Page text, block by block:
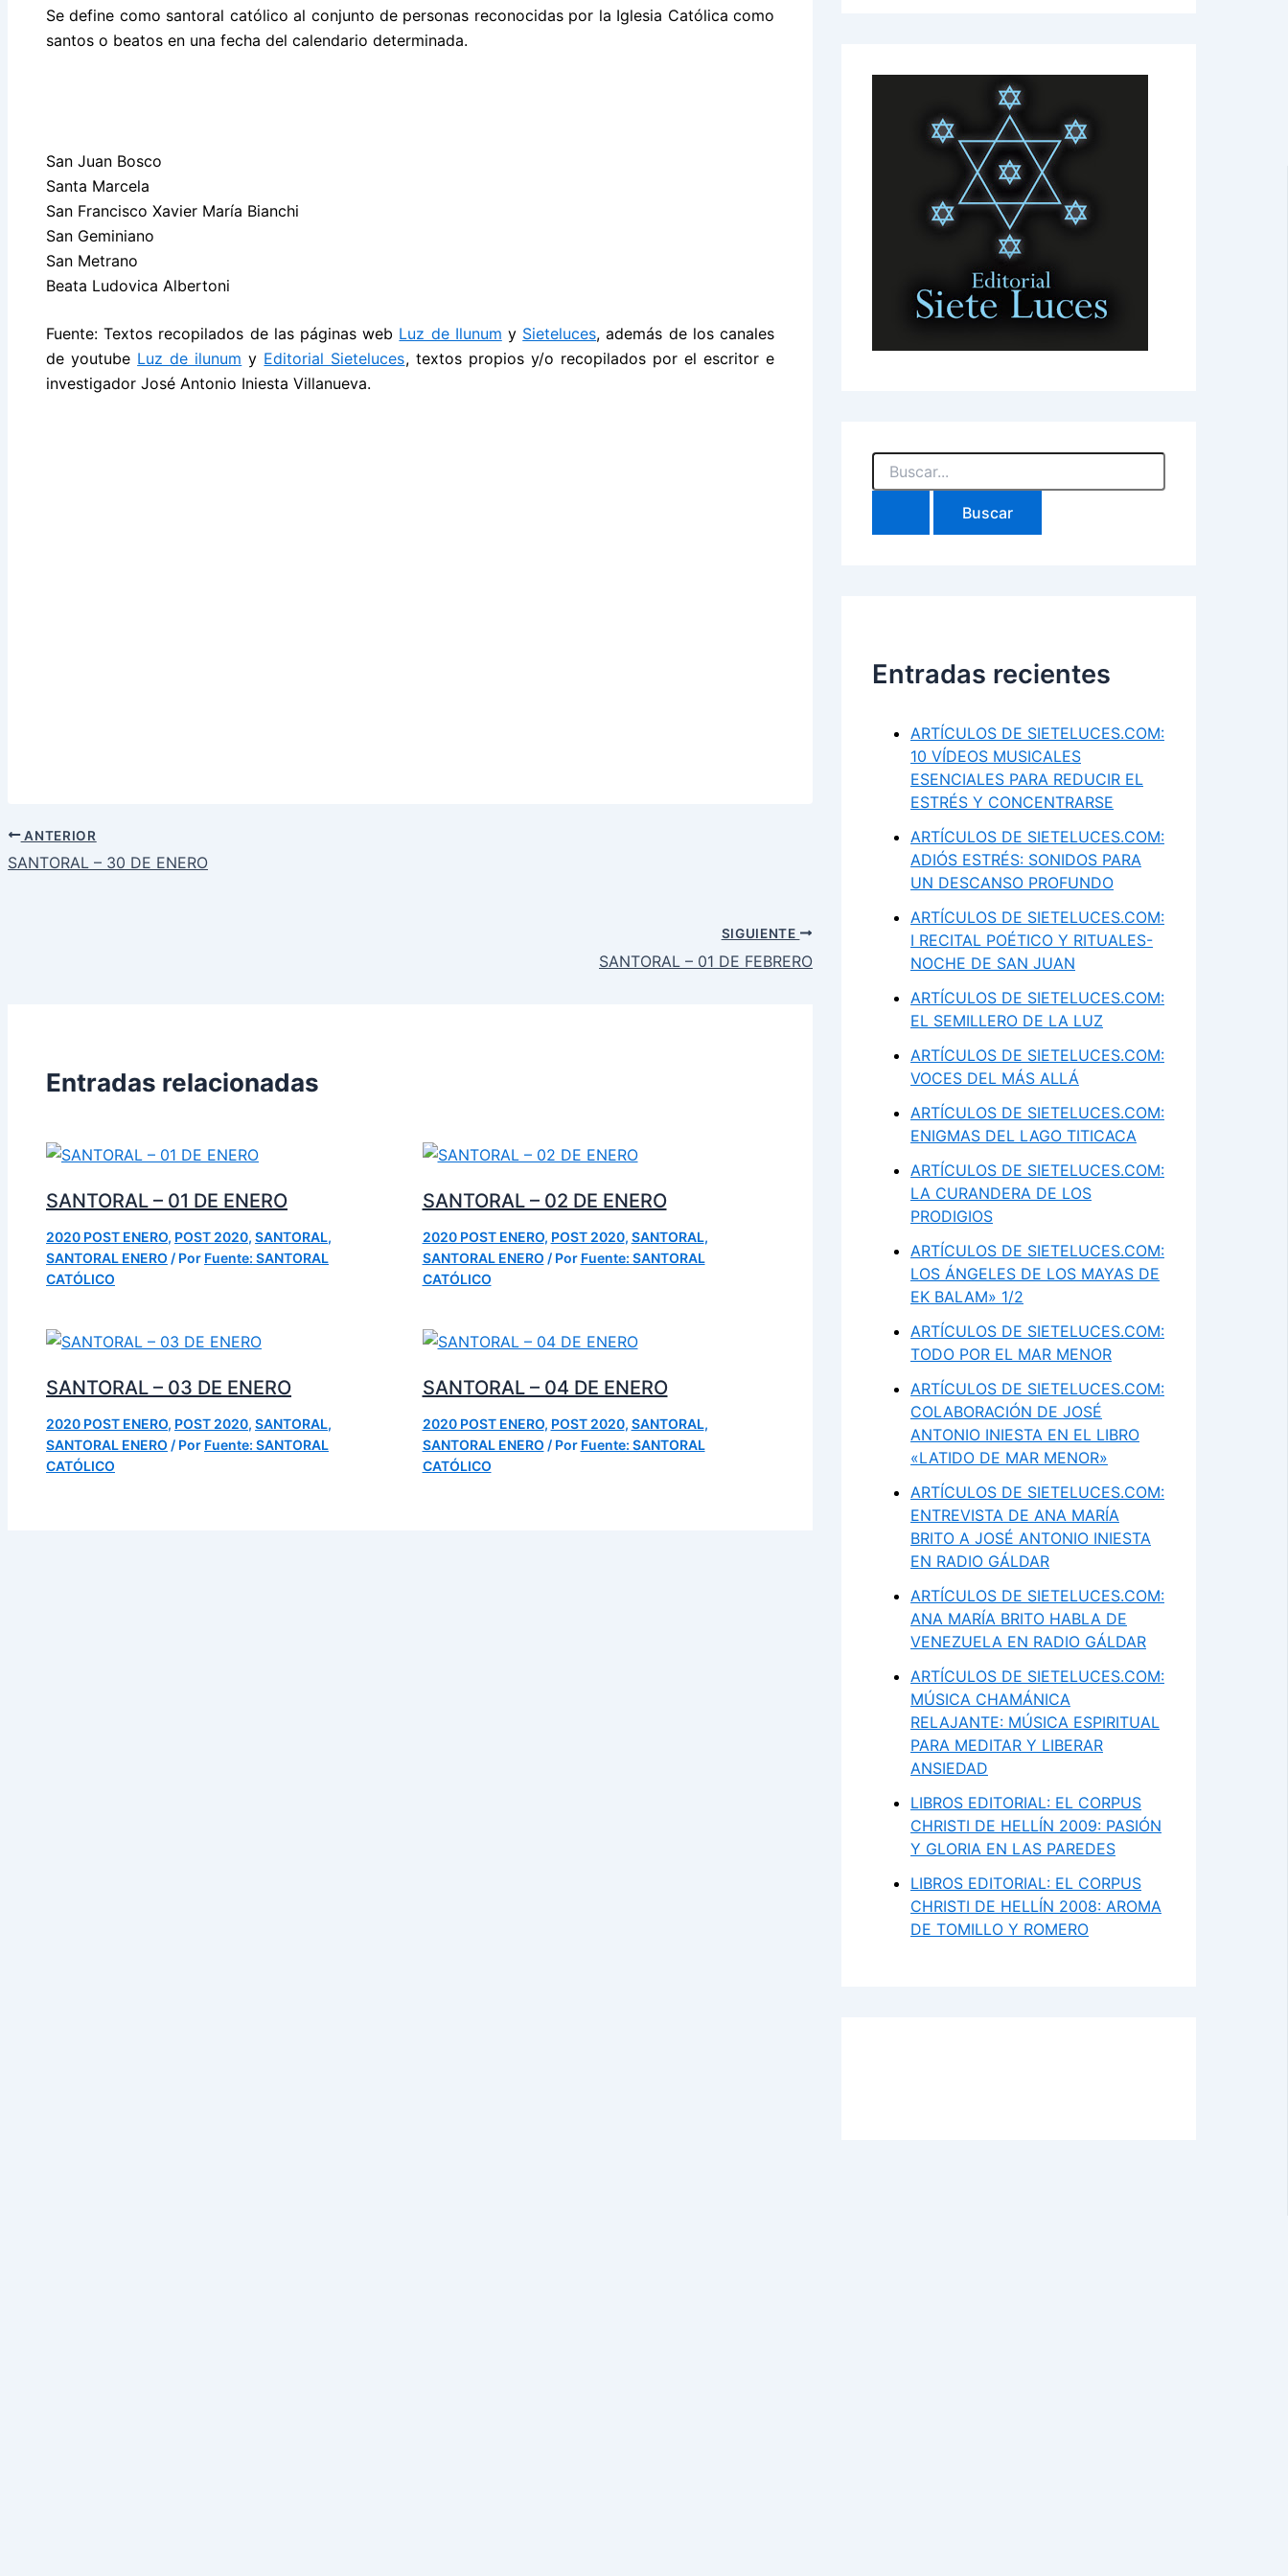
Se define como santoral católico al conjunto de personas reconocidas por la Iglesia Católica como
santos o beatos en una fecha del calendario determinada.
San Juan Bosco
Santa Marcela
San Francisco Xavier María Bianchi
San Geminiano
San Metrano
Beata Ludovica Albertoni
Fuente: Textos recopilados de las páginas web Luz de Ilunum y Sieteluces, además de los canales
de youtube Luz de ilunum y Editorial Sieteluces, textos propios y/o recopilados por el escritor e
investigador José Antonio Iniesta Villanueva.
ANTERIOR
SANTORAL – 30 DE ENERO
SIGUIENTE
SANTORAL – 01 DE FEBRERO
Entradas relacionadas
SANTORAL – 01 DE ENERO
2020 POST ENERO, POST 2020, SANTORAL,
SANTORAL ENERO / Por Fuente: SANTORAL
CATÓLICO
SANTORAL – 02 DE ENERO
2020 POST ENERO, POST 2020, SANTORAL,
SANTORAL ENERO / Por Fuente: SANTORAL
CATÓLICO
SANTORAL – 03 DE ENERO
2020 POST ENERO, POST 2020, SANTORAL,
SANTORAL ENERO / Por Fuente: SANTORAL
CATÓLICO
SANTORAL – 04 DE ENERO
2020 POST ENERO, POST 2020, SANTORAL,
SANTORAL ENERO / Por Fuente: SANTORAL
CATÓLICO
Buscar
por:
Entradas recientes
ARTÍCULOS DE SIETELUCES.COM:
10 VÍDEOS MUSICALES
ESENCIALES PARA REDUCIR EL
ESTRÉS Y CONCENTRARSE
ARTÍCULOS DE SIETELUCES.COM:
ADIÓS ESTRÉS: SONIDOS PARA
UN DESCANSO PROFUNDO
ARTÍCULOS DE SIETELUCES.COM:
I RECITAL POÉTICO Y RITUALES-
NOCHE DE SAN JUAN
ARTÍCULOS DE SIETELUCES.COM:
EL SEMILLERO DE LA LUZ
ARTÍCULOS DE SIETELUCES.COM:
VOCES DEL MÁS ALLÁ
ARTÍCULOS DE SIETELUCES.COM:
ENIGMAS DEL LAGO TITICACA
ARTÍCULOS DE SIETELUCES.COM:
LA CURANDERA DE LOS
PRODIGIOS
ARTÍCULOS DE SIETELUCES.COM:
LOS ÁNGELES DE LOS MAYAS DE
EK BALAM» 1/2
ARTÍCULOS DE SIETELUCES.COM:
TODO POR EL MAR MENOR
ARTÍCULOS DE SIETELUCES.COM:
COLABORACIÓN DE JOSÉ
ANTONIO INIESTA EN EL LIBRO
«LATIDO DE MAR MENOR»
ARTÍCULOS DE SIETELUCES.COM:
ENTREVISTA DE ANA MARÍA
BRITO A JOSÉ ANTONIO INIESTA
EN RADIO GÁLDAR
ARTÍCULOS DE SIETELUCES.COM:
ANA MARÍA BRITO HABLA DE
VENEZUELA EN RADIO GÁLDAR
ARTÍCULOS DE SIETELUCES.COM:
MÚSICA CHAMÁNICA
RELAJANTE: MÚSICA ESPIRITUAL
PARA MEDITAR Y LIBERAR
ANSIEDAD
LIBROS EDITORIAL: EL CORPUS
CHRISTI DE HELLÍN 2009: PASIÓN
Y GLORIA EN LAS PAREDES
LIBROS EDITORIAL: EL CORPUS
CHRISTI DE HELLÍN 2008: AROMA
DE TOMILLO Y ROMERO